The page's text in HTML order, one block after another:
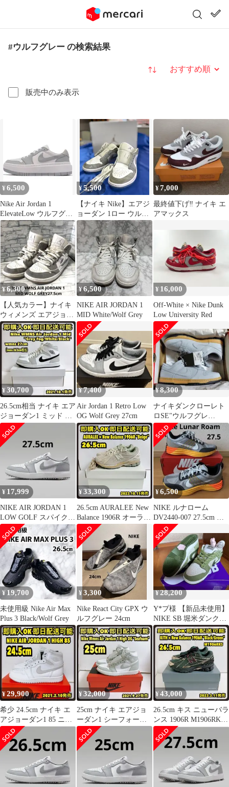
#ウルフグレー の検索結果
販売中のみ表示
並び替え
¥ 6,500
Nike Air Jordan 1
ElevateLow ウルフグレ
ー 26cm
¥5,500
【ナイキ Nike】エアジ
ョーダン 1ロー ウルフ
グレー 25.0cm 洗濯済
¥7,000
最終値下げ‼️ ナイキ エ
アマックス
¥6,300
【人気カラー】ナイキ
ウィメンズ エアジョー
ダン1 ミッド ウルフグ
レー27.5
¥6,500
NIKE AIR JORDAN 1
MID White/Wolf Grey
¥ 16,000
Off-White × Nike Dunk
Low University Red
¥30,700
26.5cm相当 ナイキ エア
ジョーダン1 ミッド Air
Jordan 1
¥7,400
Air Jordan 1 Retro Low
OG Wolf Grey 27cm
¥8,300
ナイキダンクローレト
ロSE"ウルフグレ
ー"28.0cm
¥ 17,999
NIKE AIR JORDAN 1
LOW GOLF スパイク
ウルフグレー④
¥33,300
26.5cm AURALEE New
Balance 1906R オーラリ
ー
¥6,500
NIKE ルナローム
DV2440-007 27.5cm 新
品未使用 箱無し
¥ 19,700
未使用級 Nike Air Max
Plus 3 Black/Wolf Grey
¥3,300
Nike React City GPX ウ
ルフグレー 24cm
¥28,200
Y*プ様 【新品未使用】
NIKE SB 堀米ダンク
28cm YUTO HORI
¥29,900
希少 24.5cm ナイキ エ
アジョーダン1 85 ニュ
ートラルグレー
¥32,000
25cm ナイキ エアジョ
ーダン1 シーフォーム
Air Jordan1
¥43,000
26.5cm キス ニューバラ
ンス 1906R M1906RKS
kith